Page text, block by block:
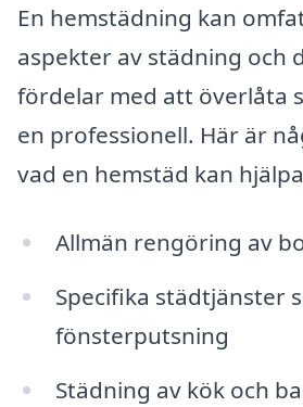
En hemstädning kan
aspekter av städning och
fördelar med att överlåta
en professionell. Här är
vad en hemstäd kan
Allmän rengöring av
Specifika städtjänster
fönsterputsning
Städning av kök och